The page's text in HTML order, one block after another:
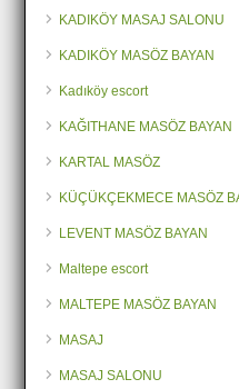
KADIKÖY MASAJ SALONU
KADIKÖY MASÖZ BAYAN
Kadıköy escort
KAĞITHANE MASÖZ BAYAN
KARTAL MASÖZ
KÜÇÜKÇEKMECE MASÖZ
LEVENT MASÖZ BAYAN
Maltepe escort
MALTEPE MASÖZ BAYAN
MASAJ
MASAJ SALONU